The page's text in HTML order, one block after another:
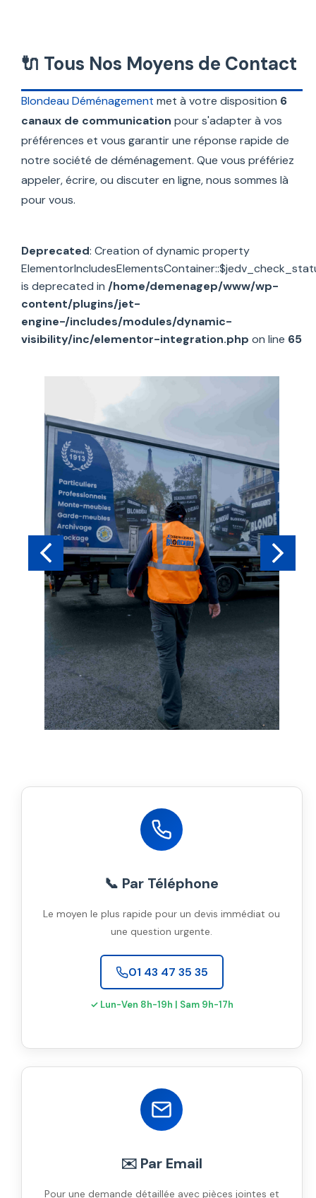
🔌 Tous Nos Moyens de Contact
Blondeau Déménagement met à votre disposition 6
canaux de communication pour s'adapter à vos
préférences et vous garantir une réponse rapide de
notre société de déménagement. Que vous préfériez
appeler, écrire, ou discuter en ligne, nous sommes là
pour vous.
Deprecated: Creation of dynamic property
is deprecated in /home/demenagep/www/wp-
content/plugins/jet-
engine-/includes/modules/dynamic-
visibility/inc/elementor-integration.php on line 65
📞 Par Téléphone
Le moyen le plus rapide pour un devis immédiat ou
une question urgente.
01 43 47 35 35
✓ Lun-Ven 8h-19h | Sam 9h-17h
✉️ Par Email
Pour une demande détaillée avec pièces jointes et